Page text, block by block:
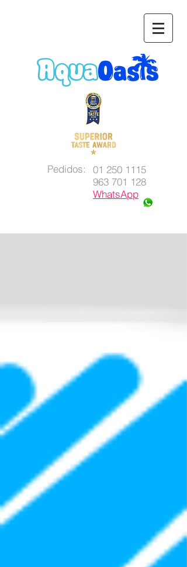
Pedidos:
01 250 1115
963 701 128
WhatsApp